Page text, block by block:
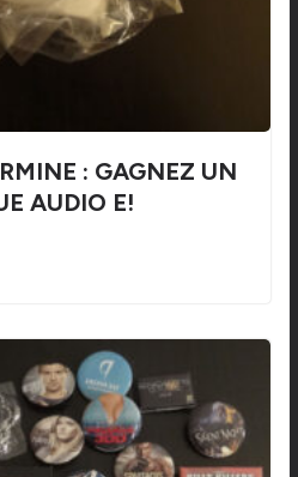
: GAGNEZ UN
AUDIO E!